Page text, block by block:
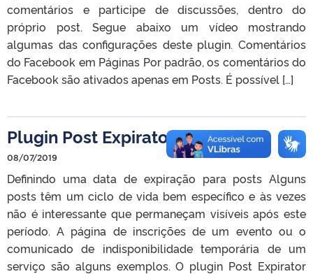
comentários e participe de discussões, dentro do
próprio post. Segue abaixo um vídeo mostrando
algumas das configurações deste plugin. Comentários
do Facebook em Páginas Por padrão, os comentários do
Facebook são ativados apenas em Posts. É possível […]
Plugin Post Expirator
08/07/2019
Definindo uma data de expiração para posts Alguns
posts têm um ciclo de vida bem específico e às vezes
não é interessante que permaneçam visíveis após este
período. A página de inscrições de um evento ou o
comunicado de indisponibilidade temporária de um
serviço são alguns exemplos. O plugin Post Expirator